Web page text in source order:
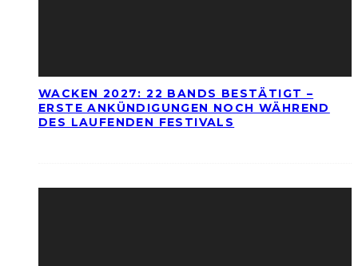
WACKEN 2027: 22 BANDS BESTÄTIGT –
ERSTE ANKÜNDIGUNGEN NOCH WÄHREND
DES LAUFENDEN FESTIVALS